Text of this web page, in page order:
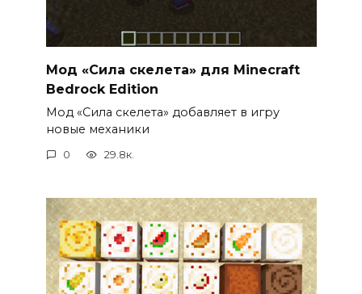
Мод «Сила скелета» для Minecraft
Bedrock Edition
Мод «Сила скелета» добавляет в игру
новые механики
0 29.8к.